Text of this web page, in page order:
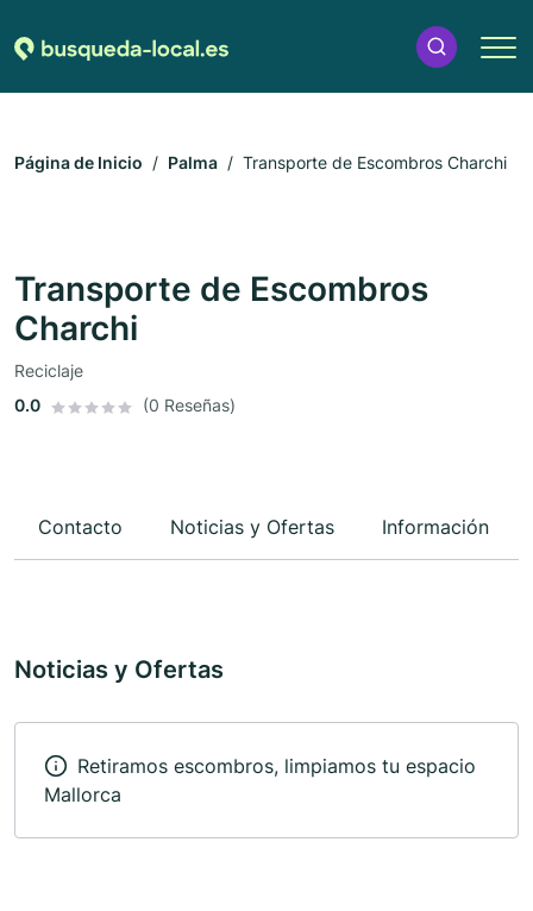
Página de Inicio Palma Transporte de Escombros Charchi
Transporte de Escombros
Charchi
Reciclaje
0.0
(0 Reseñas)
Contacto Noticias y Ofertas Información
Noticias y Ofertas
Retiramos escombros, limpiamos tu espacio
Mallorca